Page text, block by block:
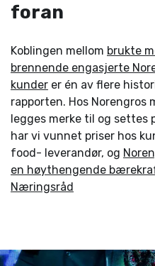
foran
Koblingen mellom brukte
brennende engasjerte
kunder er én av flere
rapporten. Hos Norengros
legges merke til og settes
har vi vunnet priser hos
food- leverandør, og
en høythengende
Næringsråd